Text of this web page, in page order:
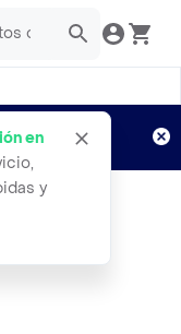
en
y
Aplican TyC